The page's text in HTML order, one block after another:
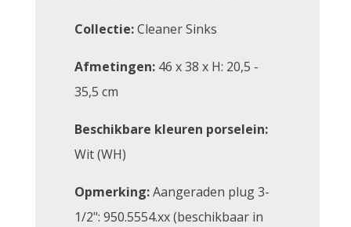
Collectie:Cleaner Sinks
Afmetingen: 46 x 38 x H: 20,5 -
35,5 cm
Beschikbare kleuren porselein:
Wit (WH)
Opmerking:Aangeraden plug 3-
1/2": 950.5554.xx (beschikbaar in